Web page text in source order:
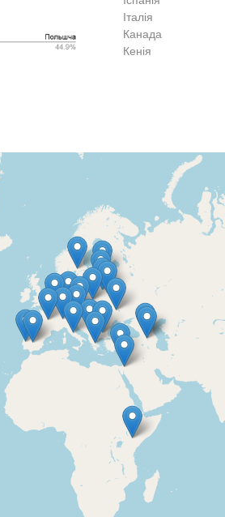
Італія
Канада
Кенія